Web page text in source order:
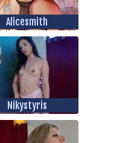
Alicesmith
Nikystyris